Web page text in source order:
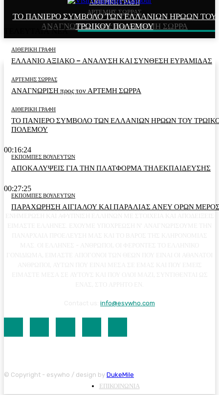
ΑΙΘΕΡΙΚΗ ΓΡΑΦΗ
ΕΛΛΑΝΙΟ ΑΞΙΑΚΟ – ΑΝΑΛΥΣΗ ΚΑΙ ΣΥΝΘΕΣΗ
ΕΥΡΑΜΙΔΑΣ
ΑΡΤΕΜΗΣ ΣΩΡΡΑΣ
ΑΝΑΓΝΩΡΙΣΗ προς τον ΑΡΤΕΜΗ ΣΩΡΡΑ
ΑΙΘΕΡΙΚΗ ΓΡΑΦΗ
ΤΟ ΠΑΝΙΕΡΟ ΣΥΜΒΟΛΟ ΤΩΝ ΕΛΛΑΝΙΩΝ ΗΡΩΩΝ ΤΟΥ
ΤΡΩΙΚΟΥ ΠΟΛΕΜΟΥ
ΤΕΛΕΥΤΑΙΑ ΝΕΑ
ΑΙΘΕΡΙΚΗ ΓΡΑΦΗ
ΕΛΛΑΝΙΟ ΑΞΙΑΚΟ – ΑΝΑΛΥΣΗ ΚΑΙ ΣΥΝΘΕΣΗ ΕΥΡΑΜΙΔΑΣ
ΑΡΤΕΜΗΣ ΣΩΡΡΑΣ
ΑΝΑΓΝΩΡΙΣΗ προς τον ΑΡΤΕΜΗ ΣΩΡΡΑ
ΑΙΘΕΡΙΚΗ ΓΡΑΦΗ
ΤΟ ΠΑΝΙΕΡΟ ΣΥΜΒΟΛΟ ΤΩΝ ΕΛΛΑΝΙΩΝ ΗΡΩΩΝ ΤΟΥ
ΠΟΛΕΜΟΥ
00:16:24
ΕΚΠΟΜΠΕΣ ΒΟΥΛΕΥΤΩΝ
ΑΠΟΚΑΛΥΨΕΙΣ ΓΙΑ ΤΗΝ ΠΛΑΤΦΟΡΜΑ ΤΗΛΕΚΠΑΙΔΕΥΣΗΣ
00:27:25
ΕΚΠΟΜΠΕΣ ΒΟΥΛΕΥΤΩΝ
ΠΑΡΑΧΩΡΗΣΗ ΑΙΓΙΑΛΟΥ ΚΑΙ ΠΑΡΑΛΙΑΣ ΑΝΕΥ ΟΡΩΝ ΜΕΡΟΣ
info@esywho.com
© Copyright - esywho / design by DukeMile
ΕΠΙΚΟΙΝΩΝΙΑ